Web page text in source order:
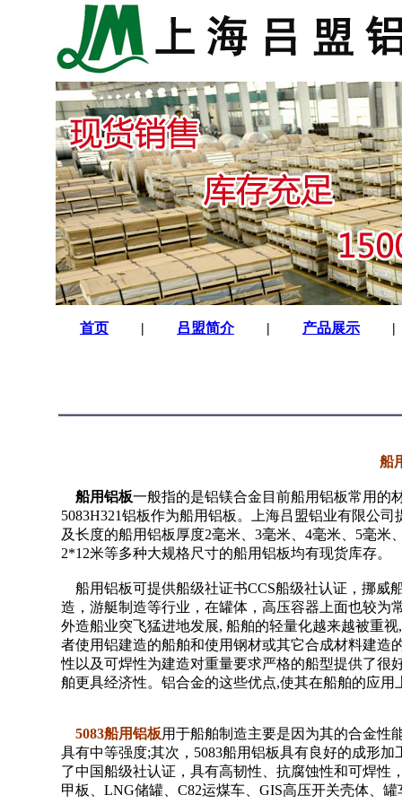
船
船用铝板一般指的是铝镁合金目前船用铝板常用的
5083H321铝板作为船用铝板。上海吕盟铝业有限公
及长度的船用铝板厚度2毫米、3毫米、4毫米、5毫
2*12米等多种大规格尺寸的船用铝板均有现货库存。
船用铝板可提供船级社证书CCS船级社认证，挪威
造，游艇制造等行业，在罐体，高压容器上面也较为
外造船业突飞猛进地发展, 船舶的轻量化越来越被重
者使用铝建造的船舶和使用钢材或其它合成材料建造
性以及可焊性为建造对重量要求严格的船型提供了很
舶更具经济性。铝合金的这些优点,使其在船舶的应
5083船用铝板用于船舶制造主要是因为其的合金性
具有中等强度;其次，5083船用铝板具有良好的成形
了中国船级社认证，具有高韧性、抗腐蚀性和可焊性
甲板、LNG储罐、C82运煤车、GIS高压开关壳体、
首页 | 吕盟简介| 产品展示